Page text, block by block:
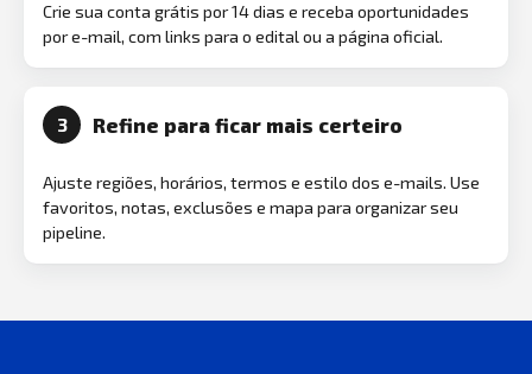
Crie sua conta grátis por 14 dias e receba oportunidades
por e-mail, com links para o edital ou a página oficial.
3 Refine para ficar mais certeiro
Ajuste regiões, horários, termos e estilo dos e-mails. Use
favoritos, notas, exclusões e mapa para organizar seu
pipeline.